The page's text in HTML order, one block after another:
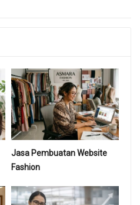
Jasa Pembuatan Website
Fashion